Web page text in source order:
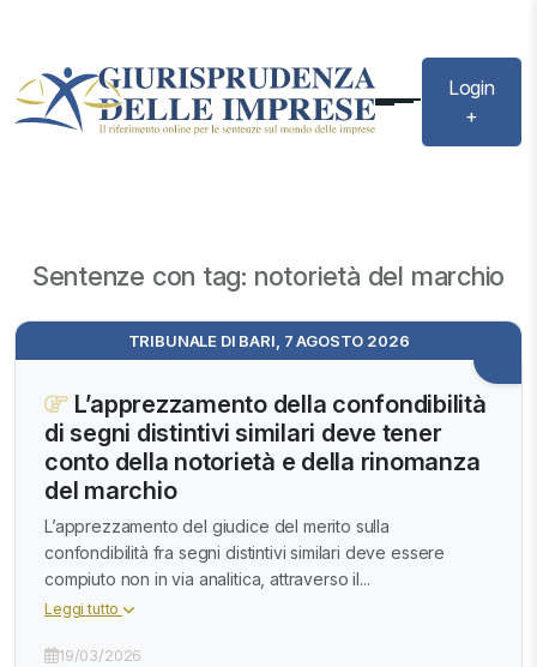
Login
+
Sentenze con tag: notorietà del marchio
TRIBUNALE DI BARI, 7 AGOSTO 2026
L’apprezzamento della confondibilità
di segni distintivi similari deve tener
conto della notorietà e della rinomanza
del marchio
L’apprezzamento del giudice del merito sulla
confondibilità fra segni distintivi similari deve essere
compiuto non in via analitica, attraverso il...
Leggi tutto
19/03/2026